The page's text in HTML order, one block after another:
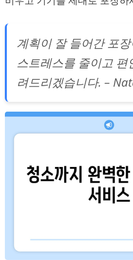
계획이 잘 들어간 포
스트레스를 줄이고 편
려드리겠습니다. –